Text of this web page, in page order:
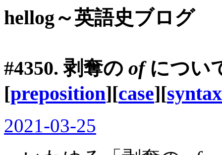
hellog～英語史ブログ
#4350. 剥奪の ofについ
[preposition][case][syntax
2021-03-25